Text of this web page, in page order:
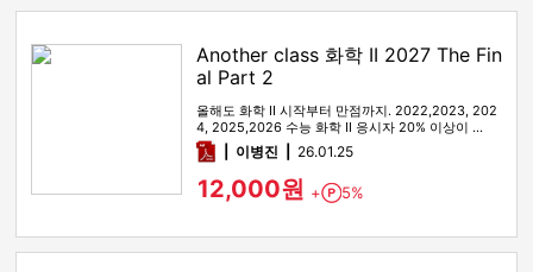
Another class 화학 II 2027 The Fin
al Part 2
올해도 화학 II 시작부터 만점까지. 2022,2023, 202
4, 2025,2026 수능 화학 II 응시자 20% 이상이 …
pdf이병진 26.01.25
12,000원 + Point
5%